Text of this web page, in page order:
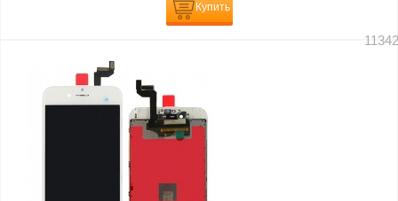
Купить